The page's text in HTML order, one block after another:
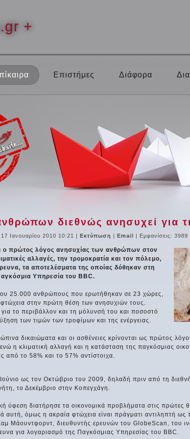
+
Επιστήμες Διάφορα
διεθνώς ανησυχεί για
Ιανουαρίου 2010 10:21 | Εκτύπωση | Email | Εμφανίσεις: 3989
ο πρώτος λόγος ανησυχίας των ανθρώπων στον
αλλαγές, την τρομοκρατία και τον πόλεμο,
τα αποτελέσματα της οποίας δόθηκαν στη
Υπηρεσία του BBC.
25.000 ανθρώπους που ερωτήθηκαν σε 23 χώρες,
στην πρώτη θέση των ανησυχιών τους.
το περιβάλλον και τη μόλυνσή του και ποσοστό
των τιμών των τροφίμων και της ενέργειας.
δικαιώματα και οι ασθένειες κρίνονται ως πρώτος
η κλιματική αλλαγή και η κατάσταση της παγκόσμιας
από το 58% και το 57% αντίστοιχα.
ως τον Οκτώβριο του 2009, δηλαδή πριν από τη
το Δεκέμβριο στην Κοπεγχάγη.
ύφεση διατήρησε τα οικονομικά προβλήματα στις πρώτες
όμως η ακραία φτώχεια είναι πράγματι αντιληπτή ως
Μάουντφορντ, διευθυντής ερευνών του GlobeScan, του
για λογαριασμό της Παγκόσμιας Υπηρεσίας του BBC.